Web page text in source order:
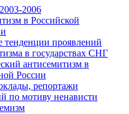
2006
в Российской
проявлений
в государствах СНГ
антисемитизм в
России
репортажи
по мотиву ненависти